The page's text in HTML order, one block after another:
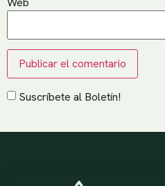
Suscríbete al Boletín!